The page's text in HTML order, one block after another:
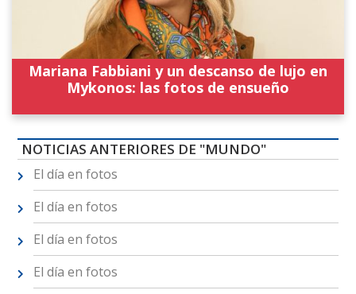
Mariana Fabbiani y un descanso de lujo en
Mykonos: las fotos de ensueño
NOTICIAS ANTERIORES DE "MUNDO"
El día en fotos
El día en fotos
El día en fotos
El día en fotos